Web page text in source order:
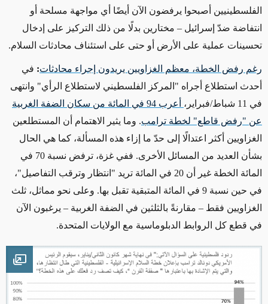
الفلسطينيين أصبحوا يرفضون الآن أيضًا أي مواجهة مسلحة أو
انتفاضة ضدّ إسرائيل – مختارين بدلًا من ذلك التركيز على إدخال
تحسينات عملية على الأرض أو حتى على استئناف محادثات السلام.
رغم رفض الخطة، معظم الغزاويين يريدون إجراء محادثات: في
أحدث استطلاع أجراه "المركز الفلسطيني لاستطلاع الرأي" وانتهى
في 11 شباط/فبراير،
أعرب 94 في المائة من سكان الضفة الغربية
عن "رفض قاطع" لخطة ترامب. وما يثير الاهتمام أن المستطلعين
الغزاويين أكثر اعتدالًا إلى حدّ ما إزاء هذه المسألة، كما هي الحال
بشأن العديد من المسائل الأخرى. ففي غزة، ترفض نسبة 70 في
المائة الخطة غير أن 20 في المائة تريد "انتظار وترقب التفاصيل"،
في حين نسبة 9 في المائة المتبقية تقبل بها. وعلى نحو مماثل، ثلث
الغزاويين فقط – مقارنةً بالثلثين في الضفة الغربية – يرغبون الآن
في قطع كل الروابط الدبلوماسية مع الولايات المتحدة.